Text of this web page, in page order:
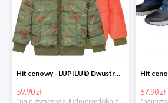
Hit cenowy - LUPILU® Dwustronna kurtka dziecięca z polarem
59.90 zł
*najniższa cena z 30 dni przed obniżką
67.90 zł